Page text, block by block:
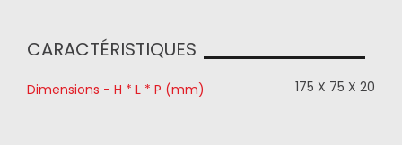
CARACTÉRISTIQUES
Dimensions - H * L * P (mm) 175 X 75 X 20